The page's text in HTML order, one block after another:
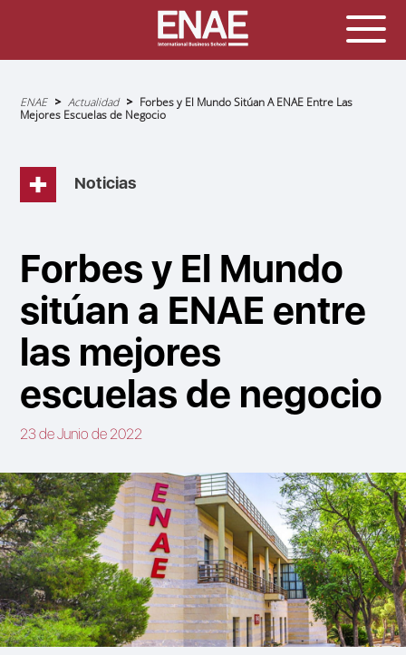
Sobrescribir
enlaces
de
navegación
ENAE Actualidad
Forbes y El Mundo Sitúan A ENAE Entre Las
Mejores Escuelas de Negocio
Noticias
Forbes y El Mundo
sitúan a ENAE entre
las mejores
escuelas de negocio
23 de Junio de 2022